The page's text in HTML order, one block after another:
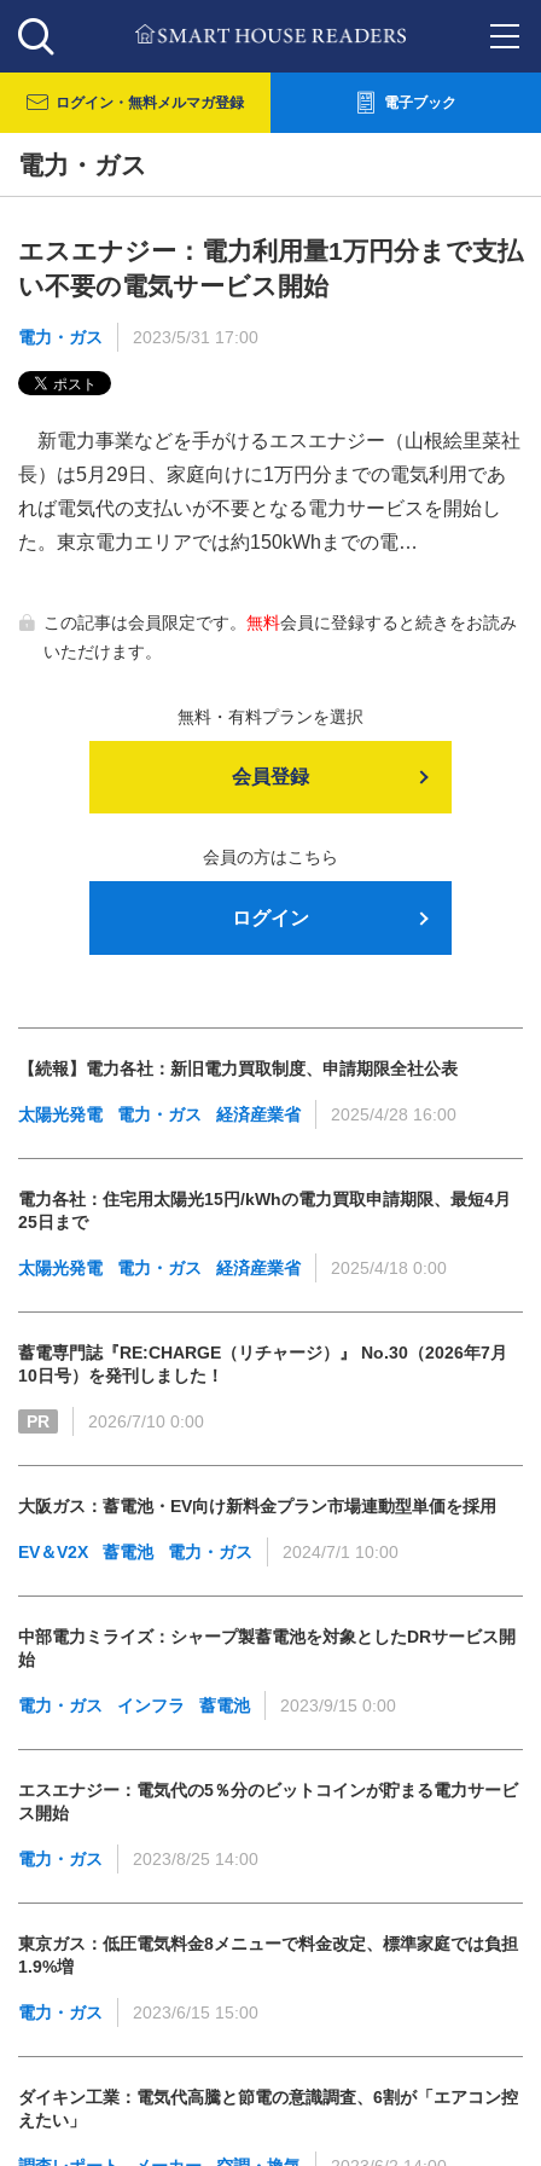
ログイン・ 無料メルマガ登録 電子ブック
電力・ガス
エスエナジー：電力利用量1万円分まで支払
い不要の電気サービス開始
電力・ガス 2023/5/31 17:00
新電力事業などを手がけるエスエナジー（山根絵里菜社
長）は5月29日、家庭向けに1万円分までの電気利用であ
れば電気代の支払いが不要となる電力サービスを開始し
た。東京電力エリアでは約150kWhまでの電…
この記事は会員限定です。 無料会員に登録すると続きをお読み
いただけます。
無料・有料プランを選択
会員登録
会員の方はこちら
ログイン
【続報】電力各社：新旧電力買取制度、申請期限全社公表
太陽光発電 電力・ガス 経済産業省 2025/4/28 16:00
電力各社：住宅用太陽光15円/kWhの電力買取申請期限、最短4月
25日まで
太陽光発電 電力・ガス 経済産業省 2025/4/18 0:00
蓄電専門誌『RE:CHARGE（リチャージ）』 No.30（2026年7月
10日号）を発刊しました！
PR 2026/7/10 0:00
大阪ガス：蓄電池・EV向け新料金プラン市場連動型単価を採用
EV＆V2X 蓄電池 電力・ガス 2024/7/1 10:00
中部電力ミライズ：シャープ製蓄電池を対象としたDRサービス開
始
電力・ガス インフラ 蓄電池 2023/9/15 0:00
エスエナジー：電気代の5％分のビットコインが貯まる電力サービ
ス開始
電力・ガス 2023/8/25 14:00
東京ガス：低圧電気料金8メニューで料金改定、標準家庭では負担
1.9%増
電力・ガス 2023/6/15 15:00
ダイキン工業：電気代高騰と節電の意識調査、6割が「エアコン控
えたい」